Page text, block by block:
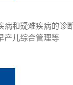
病和疑难疾病的诊
产儿综合管理等